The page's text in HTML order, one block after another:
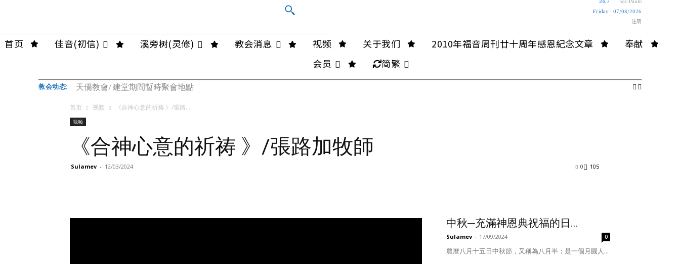
Friday - 07/08/2026
注册
首页 佳音(初信) 溪旁树(灵修) 教会消息 视频 关于我们 2010年福音周刊廿十周年感恩紀念文章
奉献
会员
简繁
教会动态: 天僑教會/ 建堂期間暫時聚會地點
首页 视频 《合神心意的祈祷 》/張路...
视频
《合神心意的祈祷 》/張路加牧師
Sulamev - 12/03/2024 105
0
中秋─充滿神恩典祝福的日...
Sulamev - 17/09/2024 0
農曆八月十五日中秋節，又稱為八月半；是一個月圓人...